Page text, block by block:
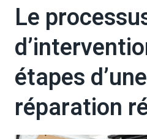
Le
étapes d’une
réparation